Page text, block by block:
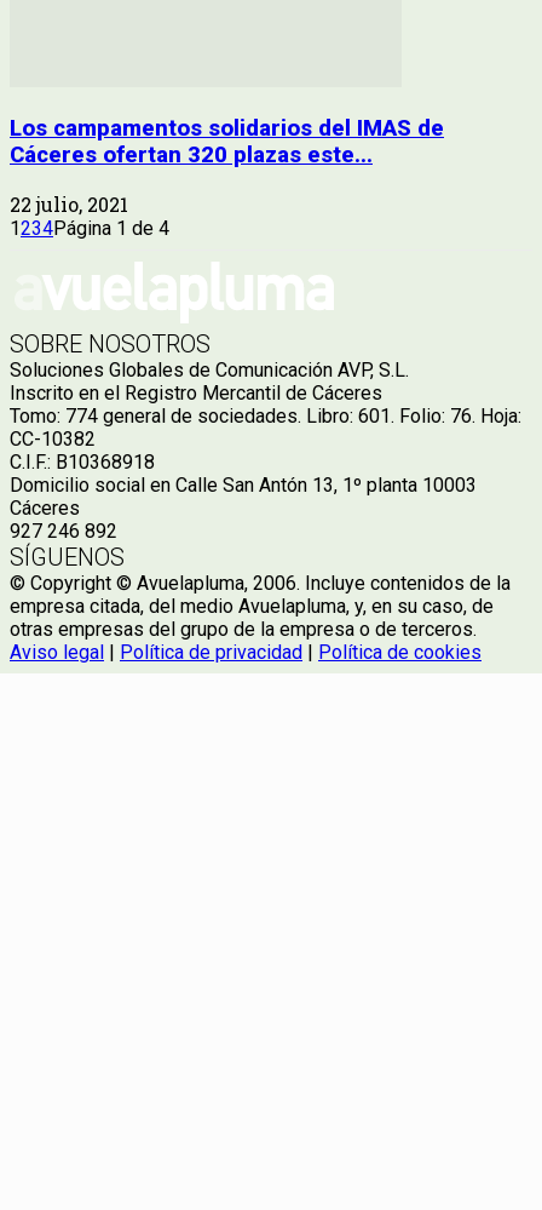
Los campamentos solidarios del IMAS de
Cáceres ofertan 320 plazas este...
22 julio, 2021
1234Página 1 de 4
SOBRE NOSOTROS
Soluciones Globales de Comunicación AVP, S.L.
Inscrito en el Registro Mercantil de Cáceres
Tomo: 774 general de sociedades. Libro: 601. Folio: 76. Hoja:
CC-10382
C.I.F.: B10368918
Domicilio social en Calle San Antón 13, 1º planta 10003
Cáceres
927 246 892
SÍGUENOS
© Copyright © Avuelapluma, 2006. Incluye contenidos de la
empresa citada, del medio Avuelapluma, y, en su caso, de
otras empresas del grupo de la empresa o de terceros.
Aviso legal | Política de privacidad | Política de cookies